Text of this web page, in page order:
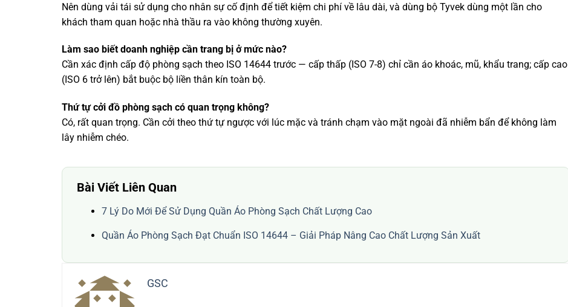
Nên dùng vải tái sử dụng cho nhân sự cố định để tiết kiệm chi phí về lâu dài, và dùng bộ Tyvek dùng một lần cho
khách tham quan hoặc nhà thầu ra vào không thường xuyên.
Làm sao biết doanh nghiệp cần trang bị ở mức nào?
Cần xác định cấp độ phòng sạch theo ISO 14644 trước — cấp thấp (ISO 7-8) chỉ cần áo khoác, mũ, khẩu trang; cấp cao
(ISO 6 trở lên) bắt buộc bộ liền thân kín toàn bộ.
Thứ tự cởi đồ phòng sạch có quan trọng không?
Có, rất quan trọng. Cần cởi theo thứ tự ngược với lúc mặc và tránh chạm vào mặt ngoài đã nhiễm bẩn để không làm
lây nhiễm chéo.
Bài Viết Liên Quan
7 Lý Do Mới Để Sử Dụng Quần Áo Phòng Sạch Chất Lượng Cao
Quần Áo Phòng Sạch Đạt Chuẩn ISO 14644 – Giải Pháp Nâng Cao Chất Lượng Sản Xuất
GSC